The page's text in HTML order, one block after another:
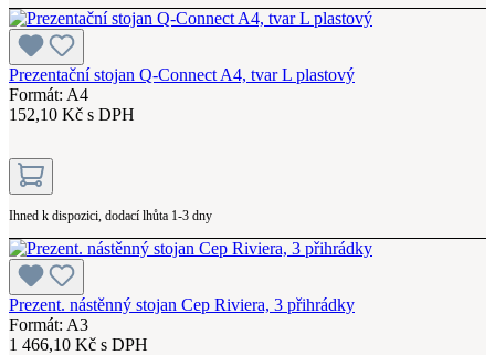
Prezentační stojan Q-Connect A4, tvar L plastový
Formát: A4
152,10 Kč s DPH
Ihned k dispozici, dodací lhůta 1-3 dny
Prezent. nástěnný stojan Cep Riviera, 3 přihrádky
Formát: A3
1 466,10 Kč s DPH